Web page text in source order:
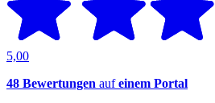
5,00
48 Bewertungen aufeinem Portal